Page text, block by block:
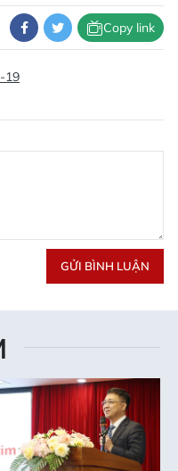
Copy link
19
GỬI BÌNH LUẬN